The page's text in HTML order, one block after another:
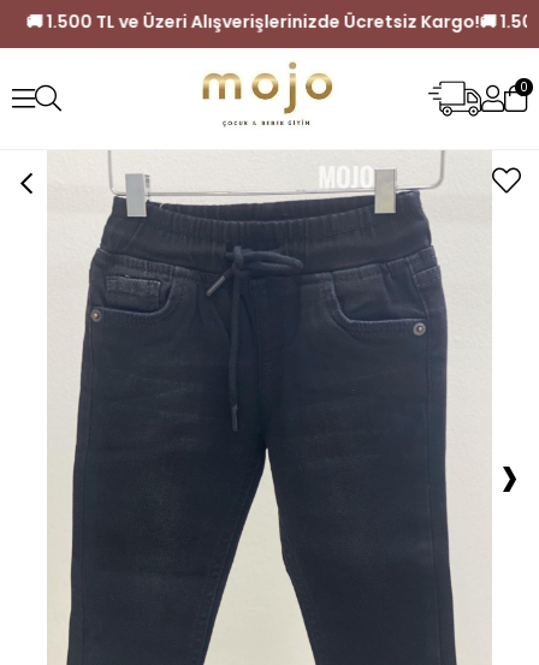
Kargo! 🚚 1.500 TL ve Üzeri Alışverişlerinizde Ücretsiz
0
›